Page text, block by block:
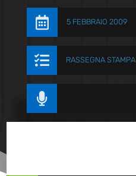
 5 FEBBRAIO 2009
 RASSEGNA STAMPA
